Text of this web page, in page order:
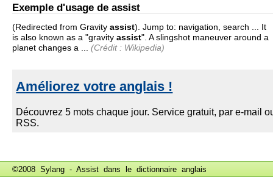
Exemple d'usage de assist
(Redirected from Gravity assist). Jump to: navigation, search ... It
is also known as a "gravity assist". A slingshot maneuver around a
planet changes a ... (Crédit : Wikipedia)
©2008 Sylang - Assist dans le dictionnaire anglais